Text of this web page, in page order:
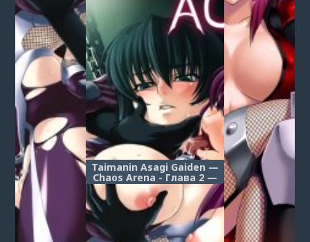
Taimanin Asagi Gaiden —
Chaos Arena - Глава 2 —
Поезд адского разврата
— часть 6 (Taimanin
Asagi Gaiden ~ Chaos
Arena Hen ~)
1 3 4 6 7 8 9